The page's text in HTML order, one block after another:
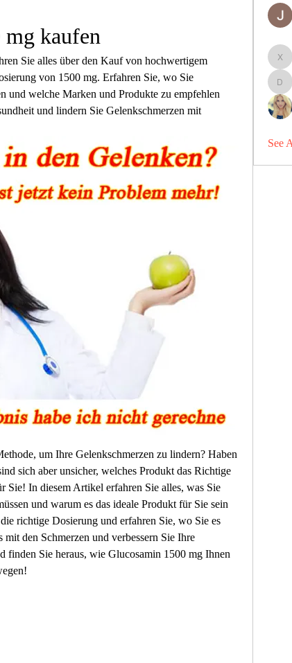
kaufen
Sie alles über den Kauf von hochwertigem
von 1500 mg. Erfahren Sie, wo Sie
und welche Marken und Produkte zu empfehlen
und lindern Sie Gelenkschmerzen mit
um Ihre Gelenkschmerzen zu lindern? Haben
sich aber unsicher, welches Produkt das Richtige
Sie! In diesem Artikel erfahren Sie alles, was Sie
und warum es das ideale Produkt für Sie sein
richtige Dosierung und erfahren Sie, wo Sie es
den Schmerzen und verbessern Sie Ihre
finden Sie heraus, wie Glucosamin 1500 mg Ihnen
See